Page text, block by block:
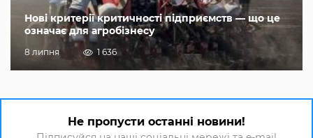
Нові критерії критичності підприємств — що це
означає для агробізнесу
8 липня 1 636
Не пропусти останні новини!